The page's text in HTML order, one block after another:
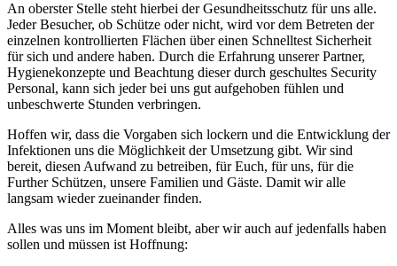
An oberster Stelle steht hierbei der Gesundheitsschutz für uns alle.
Jeder Besucher, ob Schütze oder nicht, wird vor dem Betreten der
einzelnen kontrollierten Flächen über einen Schnelltest Sicherheit
für sich und andere haben. Durch die Erfahrung unserer Partner,
Hygienekonzepte und Beachtung dieser durch geschultes Security
Personal, kann sich jeder bei uns gut aufgehoben fühlen und
unbeschwerte Stunden verbringen.
Hoffen wir, dass die Vorgaben sich lockern und die Entwicklung der
Infektionen uns die Möglichkeit der Umsetzung gibt. Wir sind
bereit, diesen Aufwand zu betreiben, für Euch, für uns, für die
Further Schützen, unsere Familien und Gäste. Damit wir alle
langsam wieder zueinander finden.
Alles was uns im Moment bleibt, aber wir auch auf jedenfalls haben
sollen und müssen ist Hoffnung: